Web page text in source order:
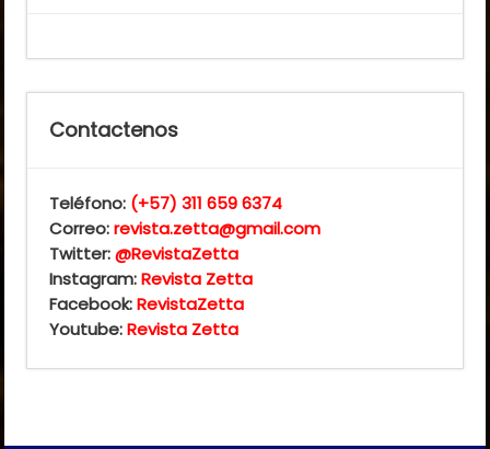
Contactenos
Teléfono: (+57) 311 659 6374
Correo:revista.zetta@gmail.com
Twitter:@RevistaZetta
Instagram:Revista Zetta
Facebook:RevistaZetta
Youtube:Revista Zetta